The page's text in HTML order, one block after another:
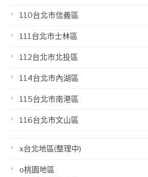
110台北市信義區
111台北市士林區
112台北市北投區
114台北市內湖區
115台北市南港區
116台北市文山區
x台北地區(整理中)
o桃園地區